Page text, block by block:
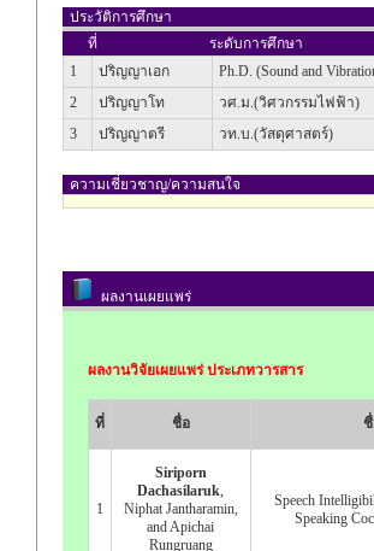
ประวัติการศึกษา
ที่
ระดับการศึกษา
1
ปริญญาเอก Ph.D. (Sound and
2
ปริญญาโท วศ.ม.(วิศวกรรมไฟฟ้า)
3
ปริญญาตรี วท.บ.(วัสดุศาสตร์)
ความเชี่ยวชาญ/ความสนใจ
ผลงานเผยแพร่
ผลงานวิจัยเผยแพร่ ประเภทวารสาร
ที่ ชื่อ
1
Siriporn
Dachasilaruk
Niphat Jantharamin,
and Apichai
Rungruang
Speech
Speaking